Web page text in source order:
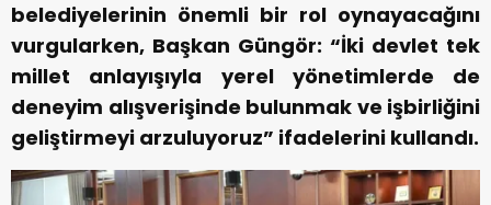
belediyelerinin önemli bir rol oynayacağını
vurgularken, Başkan Güngör: “İki devlet tek
millet anlayışıyla yerel yönetimlerde de
deneyim alışverişinde bulunmak ve işbirliğini
geliştirmeyi arzuluyoruz” ifadelerini kullandı.